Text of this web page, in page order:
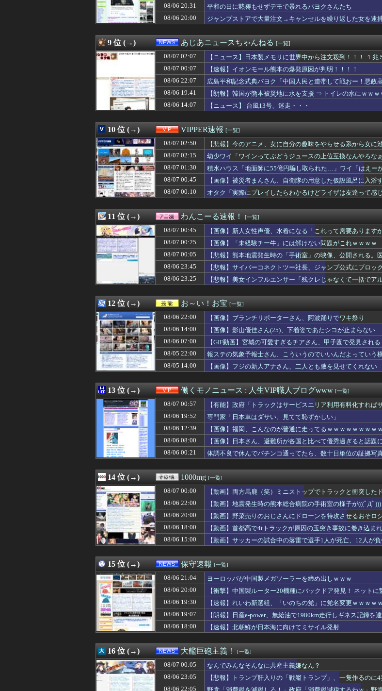
08/07 01:05
【画像】私のパンツギリギリ見えない写真載せるわ⇒ｗｗｗｗｗｗｗｗ
08/07 01:05
桜木花道がモテないわけないだろwwwwww
08/07 01:04
【悲報】愛煙家・岸谷蘭丸「喫煙者の権利がマジで侵害されてる」と私見
08/07 01:03
アメリカ底辺層の娯楽がこれwwwwww
08/07 01:03
反抗期の頃に母に毎日暴言を吐いてた兄が今では兄嫁に「うちの母を見習
08/07 01:03
【朗報】ワンピースより面白い漫画、ガチでこの世に存在しないかもしれ
【THE 軍国主義】中露軍艦4隻が“日本一周” 防衛省が全航路を公開
今始めどきのスマホゲームなにかある？
08/07 01:00
超人気Vチューバーのはちみつパン一部店舗だけなのか…絶望した
08/07 01:00
「期待されたほどの成果ない」 ゼレンスキー氏が日本の支援に不満を表
08/07 01:00
高校生の時、大企業の男に悪質な痴漢をされた。男「冤罪だ！お前を就職
08/07 01:00
【悲報】嫁に15年間嘘つかれてて心が壊れてるから相手してくれ
08/07 01:00
【遊戯王OCG情報】UTILITY SELECTION収録『聖なる心のバリア ...
08/07 01:00
年商10億円を超える「ひとり親方」が激増、Mac miniを大量購入しAIを従...
08/07 01:00
【画像】このボケて、破壊力ありすぎてクッソワロタｗｗｗｗｗｗｗｗｗ
08/07 01:00
中日ドラゴンズ、Aクラスまで3ゲーム差wwwwwwwww
08/07 01:00
ヤニネコ・みぃちゃん・のあ先輩・もちづきさん「結婚してください！」
08/07 01:00
近畿大学准教授、苦言「みいちゃん呼びが揶揄する言葉として使われ、当
08/07 01:00
【たけしの挑戦状】アプリ版で配信開始 伝説のクソゲーだよ。
08/07 01:00
匿名だからいえるけど、代理出産ありだと思う。そういう仕事あるならや
08/07 01:00
イオンモール熊本爆発事故 LPガス供給会社「当局の調査に全面的に協力
08/07 01:00
【ポーランド】ポーランドの歴史の概要【ポーランドボール】
08/07 01:00
【ラブライブ！】すみれちゃんのお尻を意味もなく叩いてそうなキャラ【
08/07 01:00
韓国人「ロト1等17.7億ウォンが16人…自動選択15か所、手動1か所」→「
08/07 01:00
【フードコート】ハズレ店の烙印を押される運命、その正体とは？
08/07 00:59
ポーズてんこ盛りのプロアイドル田村真佑ちゃん！！！【乃木坂46】
08/07 00:57
【有能】政府「トラックはサービスエリア利用有料化すればサボらず走る
【悲報】W杯後無所属の長友佑都が東京のJ1開幕戦に来場「みなさまへご
エース級の財務官僚が異例転出へ 官邸幹部「協力的でなかったから」
08/07 00:50
【画像】少年院の女看守さん、美人すぎるｗ 【Pickup05164708】
08/07 00:50
ネット販売…「品切れ前に買うと満足感」集英社オンラインショップで“43
08/07 00:49
【NBA】もしあの選手の身長が10cm違っていたら
08/07 00:48
【画像】卓球の張本美和さんの胸がブルンブルン揺れてしまう ※gifあり
08/07 00:48
【新台評価】「スロット ワールドダイスター」の初打ち感想 出玉報告【5ch
08/07 00:45
【画像】被災者まんさん、自衛隊の用意した仮設風呂に入浴する
08/07 00:45
『パラノマサイト』っていうゲームを2作連続クリアした
08/07 00:45
【画像】新人女性声優、水着になる「これって需要ありますか？」
08/07 00:45
DeNA、若松尚輝も登録抹消する方針…急きょ登板で、4回2/3を投げた負担
08/07 00:45
【悲報】漫画『ナナとカオル』作者、大腸がんステージ4
08/07 00:40
【画像】巨乳娘「巨乳のママとディナーに来たよ❤」ﾊﾟｼｬ
08/07 00:39
【快挙】野球ゲーム、「パワプロ」が「ファミスタ」を倒して以来30年頂
08/07 00:38
【ｼｺ画像】女さん「この水着きると溢れそう、、、」→お◯ぱいがエ口す
08/07 00:36
【画像】みい山作者「居酒屋行く奴はバカ。ホストの初回なら居酒屋より安
08/07 00:36
DeNA関根大気（31）、2軍でも腐らずにチャンス掴む「3割打っても呼ばれ
08/07 00:35
【朗報】秋田にアラブが2兆円の投資決定ｗｗｗ
08/07 00:35
【衝撃】メイウェザー「恵まれない子へ募金？そいつらが俺に何かしてくれ
08/07 00:35
音楽理論の知識無しや楽器の技術を修めていない人の音楽
08/07 00:34
【動画】浴衣ギャル、おっぱいプルンプルンにはみ出させて踊るｗｗｗｗ
08/07 00:33
【画像】佳子さまが履いてそうなパンティ、真剣に議論
08/07 00:32
涌井秀章(40) 2.88 3勝1敗 4QS K/BB10.00
08/07 00:31
韓国人「とある日本の飲食店で、韓国人店員が韓国人団体客と口論になっ
08/07 00:30
【画像】田舎特有の「謎の神社」wwwwwww
08/07 00:30
【FEH】見切り予知の下地、彼が持ってますよ👍🏻
08/07 00:30
日産e-power、無給油で1980km走行しギネス記録を達成、無駄な発電や送...
08/07 00:30
◆悲報◆韓国紙、W杯GL敗退、プレミア日本10人韓国0人で錯乱！久保建
08/07 00:30
【原神】アズプロもただの美少女動物園じゃ原神超えなんて無理そうだな🤪
08/07 00:30
【サッカー】J2開幕戦、最多観客数更新の可能性「やばい！」 チケット6
08/07 00:30
【動画】手術中に熊本地震が発生した瞬間の防犯カメラが公開される
08/06 20:31
平和の日に黙祷もせずデモで暴れるパヨクさんたち
08/06 20:00
ジャンプストアで大量注文→キャンセルを繰り返した女を
9 位 (→) あじあニュースちゃんねる [一覧]
08/07 02:07
【ニュース】日本製メモリに世界中から注文殺到！！！ １
08/07 00:07
【速報】イオンモール熊本の爆発原因が判明！！！！
08/06 22:07
広島平和記念式典パヨク「中国人民と連帯して戦おー！悪政
08/06 19:41
【朗報】韓国が熊本被災地に水を支援 ⇒ トイレの水にｗｗｗ
08/06 14:07
【ニュース】 台風13号、迷走・・・
10 位 (→) VIPPER速報 [一覧]
08/07 02:50
【悲報】今のアニメ、女に自分の趣味をやらせる系から女に
08/07 02:15
幼少ワイ「ワインってぶどうジュースの上位互換なんやろなぁ
08/07 01:30
積水ハウス「地面師に55億円騙し取られた…」ワイ「はえ
08/07 00:45
【画像】被災者まんさん、自衛隊の用意した仮設風呂に入浴
08/07 00:10
オタク「実際にプレイしたらわかるけどライザは友達って
11 位 (→) わんこーる速報！ [一覧]
08/07 00:45
【画像】新人女性声優、水着になる「これって需要ありますか
08/07 00:25
【画像】「未経験チー牛」には解けない問題がこれｗｗｗｗ
08/07 00:05
【悲報】熊本地震発生時の「手術室」の映像、公開される。
08/06 23:45
【悲報】サイバーコネクトツー社長、ジャンプ公式にブロッ
08/06 23:25
【悲報】美女インフルエンサー「残クレじゃなくて一括で
12 位 (→) お～い！お宝 [一覧]
08/06 22:00
【画像】ブランチリポーターさん、阿波踊りでワキ祭り
08/06 14:00
【画像】影山優佳さん(25)、下着姿であたシコが止まらない
08/06 07:00
【GIF動画】宮城の可愛すぎるチアさん、甲子園で発見される
08/05 22:00
報ステの気象予報士さん、こういうのでいいんだよっていう
08/05 14:00
【画像】フジの新人アナさん、二人とも腋を見せてくれない
13 位 (→) 働くモノニュース : 人生VIP職人ブログwww [一覧]
08/07 00:57
【有能】政府「トラックはサービスエリア利用有料化すれば
08/06 19:52
専門家「日本車はダサい、見てて恥ずかしい」
08/06 12:39
【画像】福岡、こんなのが普通に走ってるｗｗｗｗｗｗｗｗ
08/06 08:00
【画像】日本さん、避難所が各国と比べて優秀過ぎると話題
08/06 00:21
体調不良で休んでパチンコ通ってたら、数十日単位の証拠写
14 位 (→) 1000mg [一覧]
08/07 00:00
【動画】両方馬鹿（笑）ミニストップでトラックと衝突した
08/06 22:00
【動画】地震発生時の熊本総合病院の手術室の様子が(((ﾟДﾟ)))
08/06 20:00
【動画】野菜売りのおじさんにドローンを特攻させるおそロシ
08/06 18:00
【動画】首都高で4tトラックが原因の玉突き事故に巻き込ま
08/06 15:00
【動画】サッカーの試合中の落雷で選手1人が死亡、12人が負
15 位 (→) 保守速報 [一覧]
08/06 21:04
ヨーロッパが中国製メガソーラーを締め出しｗｗｗ
08/06 20:00
【衝撃】中国製ルーター20機種にバックドア発見！ ネット
08/06 19:30
【速報】れいわ新選組、「いのちの党」に党名変更ｗｗｗｗ
08/06 19:07
【朗報】日産e-power、無給油で1980km走行しギネス記録を
08/06 18:00
【速報】北朝鮮が日本海に向けてミサイル発射
16 位 (→) 大艦巨砲主義！ [一覧]
08/07 00:05
なんでみんなそんなに共産主義嫌なん？
08/06 23:05
【悲報】トランプ肝入りの「戦艦トランプ」、一隻作るのに
08/06 22:05